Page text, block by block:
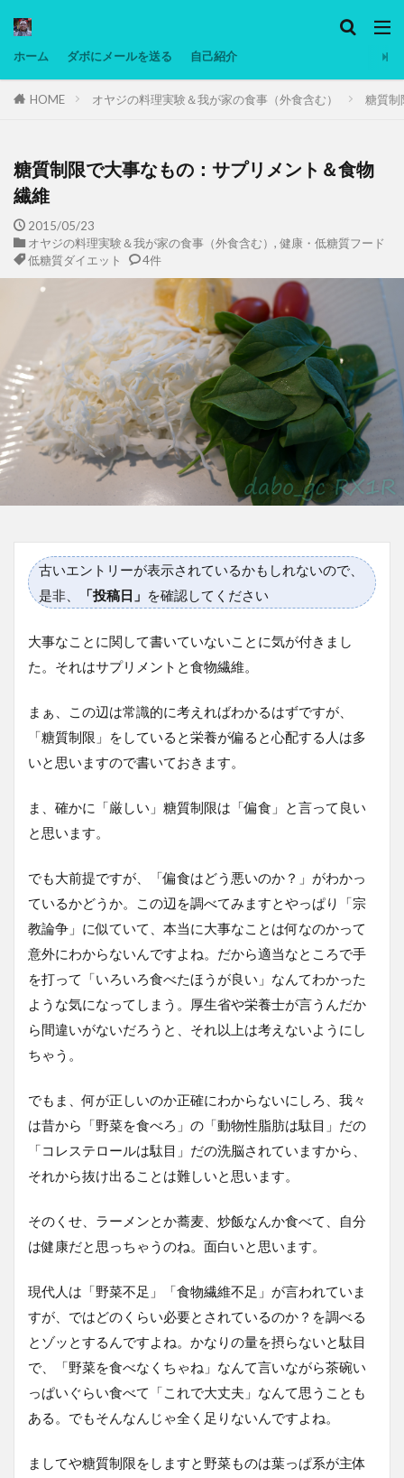
ホーム ダボにメールを送る 自己紹介
HOME オヤジの料理実験＆我が家の食事（外食含む） 糖質制
糖質制限で大事なもの：サプリメント＆食物
繊維
2015/05/23
オヤジの料理実験＆我が家の食事（外食含む） , 健康・低糖質フード
低糖質ダイエット
4件
古いエントリーが表示されているかもしれないので、
是非、
「投稿日」 を確認してください
大事なことに関して書いていないことに気が付きまし
た。それはサプリメントと食物繊維。
まぁ、この辺は常識的に考えればわかるはずですが、
「糖質制限」をしていると栄養が偏ると心配する人は多
いと思いますので書いておきます。
ま、確かに「厳しい」糖質制限は「偏食」と言って良い
と思います。
でも大前提ですが、「偏食はどう悪いのか？」がわかっ
ているかどうか。この辺を調べてみますとやっぱり「宗
教論争」に似ていて、本当に大事なことは何なのかって
意外にわからないんですよね。だから適当なところで手
を打って「いろいろ食べたほうが良い」なんてわかった
ような気になってしまう。厚生省や栄養士が言うんだか
ら間違いがないだろうと、それ以上は考えないようにし
ちゃう。
でもま、何が正しいのか正確にわからないにしろ、我々
は昔から「野菜を食べろ」の「動物性脂肪は駄目」だの
「コレステロールは駄目」だの洗脳されていますから、
それから抜け出ることは難しいと思います。
そのくせ、ラーメンとか蕎麦、炒飯なんか食べて、自分
は健康だと思っちゃうのね。面白いと思います。
現代人は「野菜不足」「食物繊維不足」が言われていま
すが、ではどのくらい必要とされているのか？を調べる
とゾッとするんですよね。かなりの量を摂らないと駄目
で、「野菜を食べなくちゃね」なんて言いながら茶碗い
っぱいぐらい食べて「これで大丈夫」なんて思うことも
ある。でもそんなんじゃ全く足りないんですよね。
ましてや糖質制限をしますと野菜ものは葉っぱ系が主体
タグ
マレーシア動画
ヨーグルト
備忘録